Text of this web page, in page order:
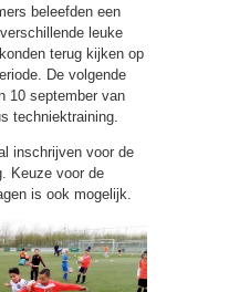
beleefden een
leuke
terug kijken op
De volgende
10 september van
techniektraining.
inschrijven voor de
Keuze voor de
is ook mogelijk.